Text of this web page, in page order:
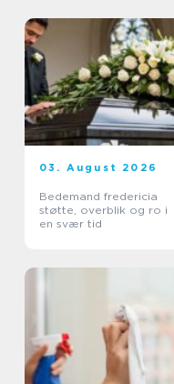
03. August 2026
Bedemand fredericia
støtte, overblik og ro i
en svær tid